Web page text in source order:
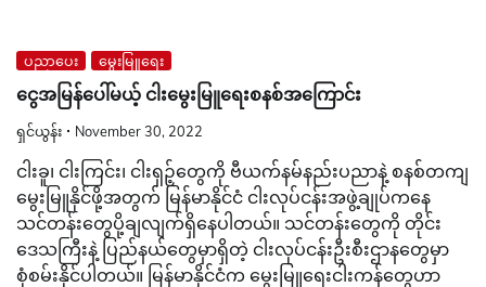
ပညာပေး မွေးမြူရေး
ငွေအမြန်ပေါ်မယ့် ငါးမွေးမြူရေးစနစ်အကြောင်း
ရှင်ယွန်း November 30, 2022
ငါးခူ၊ ငါးကြင်း၊ ငါးရှဉ့်တွေကို ဗီယက်နမ်နည်းပညာနဲ့ စနစ်တကျ
မွေးမြူနိုင်ဖို့အတွက် မြန်မာနိုင်ငံ ငါးလုပ်ငန်းအဖွဲ့ချုပ်ကနေ
သင်တန်းတွေပို့ချလျက်ရှိနေပါတယ်။ သင်တန်းတွေကို တိုင်း
ဒေသကြီးနဲ့ ပြည်နယ်တွေမှာရှိတဲ့ ငါးလုပ်ငန်းဦးစီးဌာနတွေမှာ
စုံစမ်းနိုင်ပါတယ်။ မြန်မာနိုင်ငံက မွေးမြူရေးငါးကန်တွေဟာ